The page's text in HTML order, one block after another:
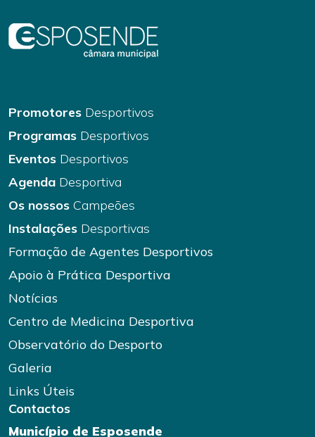
Promotores Desportivos
Programas Desportivos
Eventos Desportivos
Agenda Desportiva
Os nossos Campeões
Instalações Desportivas
Formação de Agentes Desportivos
Apoio à Prática Desportiva
Notícias
Centro de Medicina Desportiva
Observatório do Desporto
Galeria
Links Úteis
Contactos
Município de Esposende